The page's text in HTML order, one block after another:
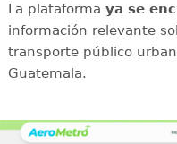
La plataforma ya se
información relevante
transporte público
Guatemala.